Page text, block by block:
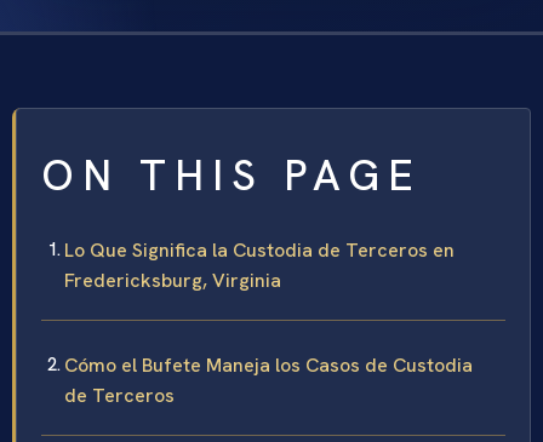
ON THIS PAGE
Lo Que Significa la Custodia de Terceros en
Fredericksburg, Virginia
Cómo el Bufete Maneja los Casos de Custodia
de Terceros